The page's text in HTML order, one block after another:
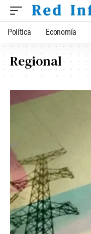
Política Economía
Regional